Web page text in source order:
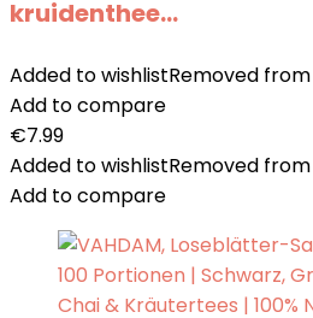
kruidenthee…
Added to wishlistRemoved
Add to compare
€7.99
Added to wishlistRemoved
Add to compare